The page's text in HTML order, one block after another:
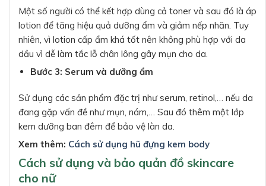
Một số người có thể kết hợp dùng cả toner và sau đó là áp
lotion để tăng hiệu quả dưỡng ẩm và giảm nếp nhăn. Tuy
nhiên, vì lotion cấp ẩm khá tốt nên không phù hợp với da
dầu vì dễ làm tắc lỗ chân lông gây mụn cho da.
Bước 3: Serum và dưỡng ẩm
Sử dụng các sản phẩm đặc trị như serum, retinol,… nếu da
đang gặp vấn đề như mụn, nám,… Sau đó thêm một lớp
kem dưỡng ban đêm để bảo vệ làn da.
Xem thêm: Cách sử dụng hũ đựng kem body
Cách sử dụng và bảo quản đồ skincare
cho nữ